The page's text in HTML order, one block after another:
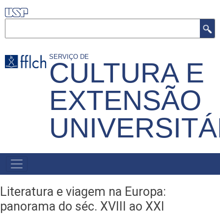
Pular
para
principal
SERVIÇO DE
CULTURA E
EXTENSÃO
MENU
PRIMÁRIO
Literatura e viagem na Europa:
panorama do séc. XVIII ao XXI